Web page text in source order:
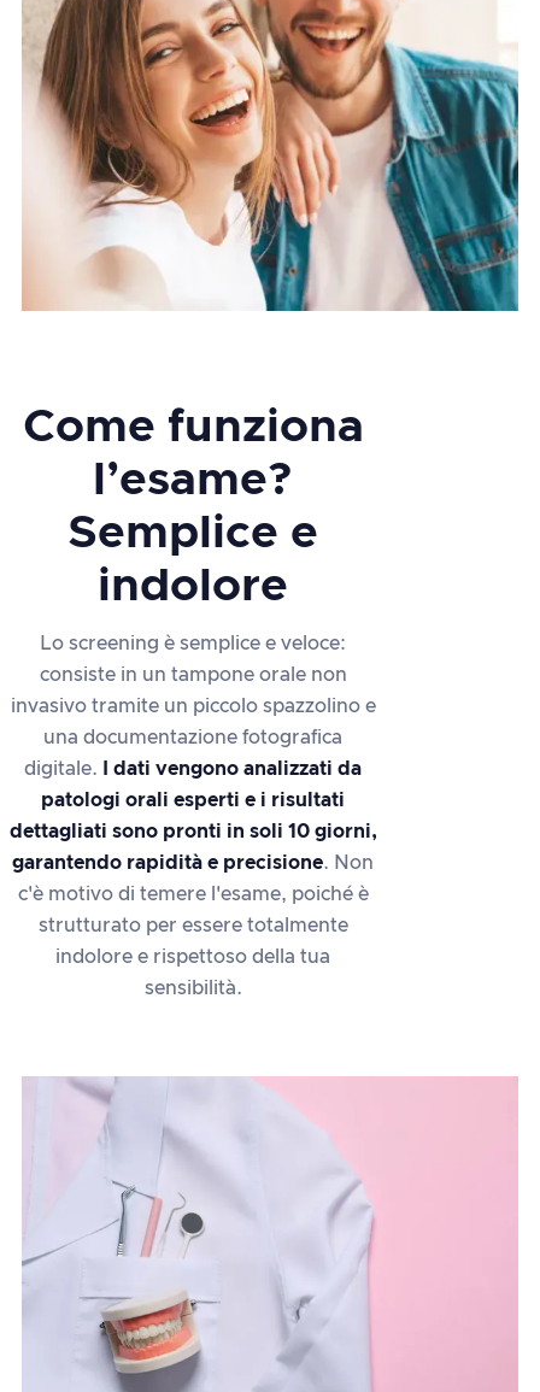
Come funziona
l’esame?
Semplice e
indolore
Lo screening è semplice e veloce:
consiste in un tampone orale non
invasivo tramite un piccolo spazzolino e
una documentazione fotografica
digitale.
I dati vengono analizzati da
patologi orali esperti e i risultati
dettagliati sono pronti in soli 10 giorni,
garantendo rapidità e precisione. Non
c'è motivo di temere l'esame, poiché è
strutturato per essere totalmente
indolore e rispettoso della tua
sensibilità.